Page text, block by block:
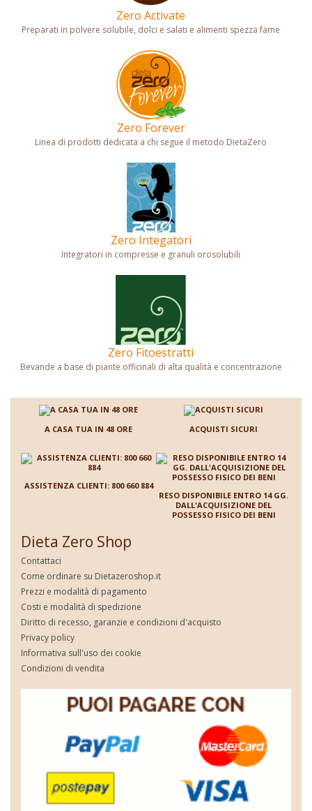
Zero Activate
Preparati in polvere solubile, dolci e salati e alimenti spezza fame
Zero Forever
Linea di prodotti dedicata a chi segue il metodo DietaZero
Zero Integatori
Integratori in compresse e granuli orosolubili
Zero Fitoestratti
Bevande a base di piante officinali di alta qualità e concentrazione
A CASA TUA IN 48 ORE ACQUISTI SICURI
ASSISTENZA CLIENTI: 800 660 884
RESO DISPONIBILE ENTRO 14 GG.
DALL'ACQUISIZIONE DEL
POSSESSO FISICO DEI BENI
Dieta Zero Shop
Contattaci
Come ordinare su Dietazeroshop.it
Prezzi e modalità di pagamento
Costi e modalità di spedizione
Diritto di recesso, garanzie e condizioni d'acquisto
Privacy policy
Informativa sull'uso dei cookie
Condizioni di vendita